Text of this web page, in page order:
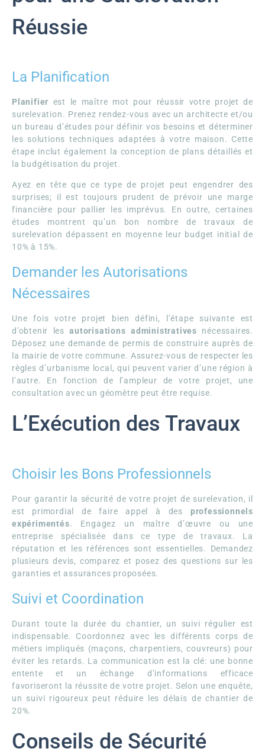
Réussie
La Planification
Planifier est le maître mot pour réussir votre projet de
surelevation. Prenez rendez-vous avec un architecte et/ou
un bureau d’études pour définir vos besoins et déterminer
les solutions techniques adaptées à votre maison. Cette
étape inclut également la conception de plans détaillés et
la budgétisation du projet.
Ayez en tête que ce type de projet peut engendrer des
surprises; il est toujours prudent de prévoir une marge
financière pour pallier les imprévus. En outre, certaines
études montrent qu’un bon nombre de travaux de
surelevation dépassent en moyenne leur budget initial de
10% à 15%.
Demander les Autorisations
Nécessaires
Une fois votre projet bien défini, l’étape suivante est
d’obtenir lesautorisations administratives nécessaires.
Déposez une demande de permis de construire auprès de
la mairie de votre commune. Assurez-vous de respecter les
règles d’urbanisme local, qui peuvent varier d’une région à
l’autre. En fonction de l’ampleur de votre projet, une
consultation avec un géomètre peut être requise.
L’Exécution des Travaux
Choisir les Bons Professionnels
Pour garantir la sécurité de votre projet de surelevation, il
est primordial de faire appel à des professionnels
expérimentés. Engagez un maître d’œuvre ou une
entreprise spécialisée dans ce type de travaux. La
réputation et les références sont essentielles. Demandez
plusieurs devis, comparez et posez des questions sur les
garanties et assurances proposées.
Suivi et Coordination
Durant toute la durée du chantier, un suivi régulier est
indispensable. Coordonnez avec les différents corps de
métiers impliqués (maçons, charpentiers, couvreurs) pour
éviter les retards. La communication est la clé: une bonne
entente et un échange d’informations efficace
favoriseront la réussite de votre projet. Selon une enquête,
un suivi rigoureux peut réduire les délais de chantier de
20%.
Conseils de Sécurité